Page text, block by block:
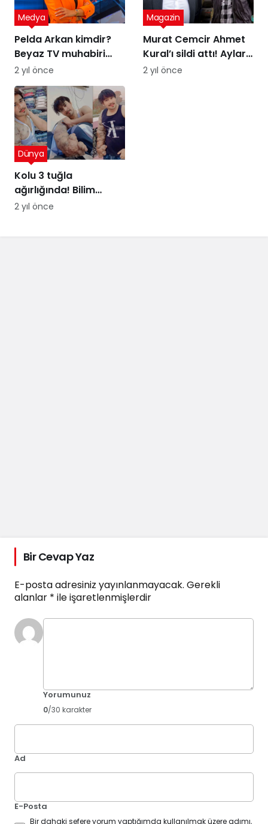
Pelda Arkan kimdir?
Beyaz TV muhabiri
Pelda Arkan kaç
yaşında, nereli?
Medya
2 yıl önce
Murat Cemcir Ahmet
Kural’ı sildi attı! Aylar
sonra samimi
Magazin
2 yıl önce
Kolu 3 tuğla
ağırlığında! Bilim
insanları şaşkın
Dünya
2 yıl önce
Bir Cevap Yaz
E-posta adresiniz yayınlanmayacak. Gerekli
alanlar * ile işaretlenmişlerdir
Yorumunuz
0/30 karakter
Ad
E-Posta
Bir dahaki sefere yorum yaptığımda kullanılmak üzere adımı,